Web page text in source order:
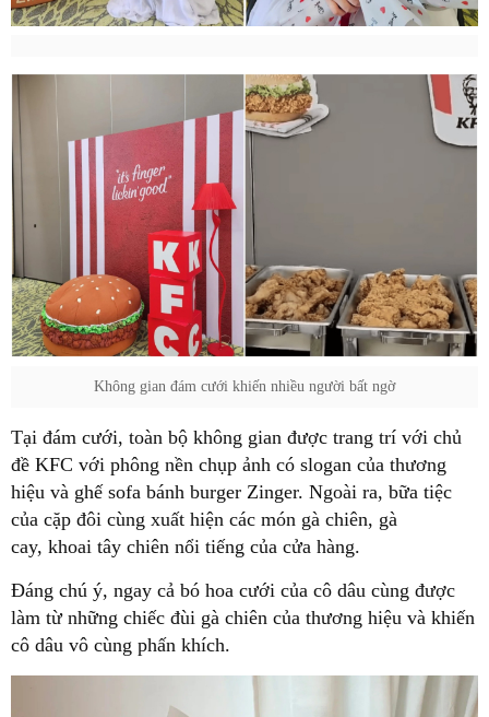
Không gian đám cưới khiến nhiều người bất ngờ
Tại đám cưới, toàn bộ không gian được trang trí với chủ
đề KFC với phông nền chụp ảnh có slogan của thương
hiệu và ghế sofa bánh burger Zinger. Ngoài ra, bữa tiệc
của cặp đôi cùng xuất hiện các món gà chiên, gà
cay, khoai tây chiên nổi tiếng của cửa hàng.
Đáng chú ý, ngay cả bó hoa cưới của cô dâu cùng được
làm từ những chiếc đùi gà chiên của thương hiệu và khiến
cô dâu vô cùng phấn khích.